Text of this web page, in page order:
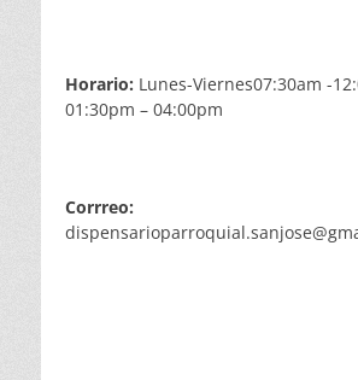
Horario: Lunes-Viernes07:30am -
01:30pm – 04:00pm
Corrreo: